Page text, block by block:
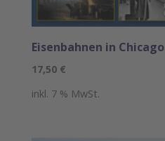
Eisenbahnen in Chicago
17,50 €
inkl. 7 % MwSt.